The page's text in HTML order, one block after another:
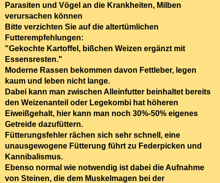
Parasiten und Vögel an die Krankheiten, Milben
verursachen können
Bitte verzichten Sie auf die altertümlichen
Futterempfehlungen:
"Gekochte Kartoffel, bißchen Weizen ergänzt mit
Essensresten."
Moderne Rassen bekommen davon Fettleber, legen
kaum und leben nicht lange.
Dabei kann man zwischen Alleinfutter beinhaltet bereits
den Weizenanteil oder Legekombi hat höheren
Eiweißgehalt, hier kann man noch 30%-50% eigenes
Getreide dazufüttern.
Fütterungsfehler rächen sich sehr schnell, eine
unausgewogene Fütterung führt zu Federpicken und
Kannibalismus.
Ebenso normal wie notwendig ist dabei die Aufnahme
von Steinen, die dem Muskelmagen bei der